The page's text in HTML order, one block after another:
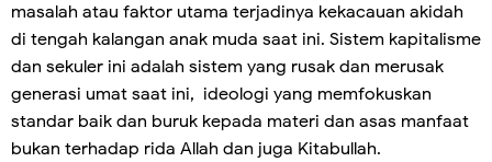
masalah atau faktor utama terjadinya kekacauan akidah
di tengah kalangan anak muda saat ini. Sistem kapitalisme
dan sekuler ini adalah sistem yang rusak dan merusak
generasi umat saat ini, ideologi yang memfokuskan
standar baik dan buruk kepada materi dan asas manfaat
bukan terhadap rida Allah dan juga Kitabullah.